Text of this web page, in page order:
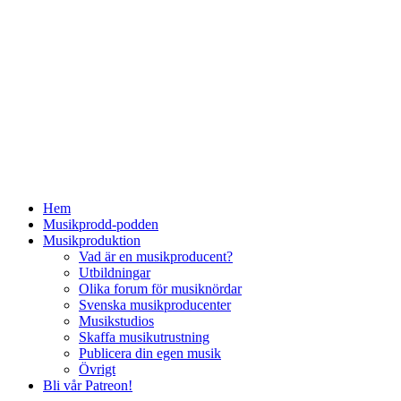
Hem
Musikprodd-podden
Musikproduktion
Vad är en musikproducent?
Utbildningar
Olika forum för musiknördar
Svenska musikproducenter
Musikstudios
Skaffa musikutrustning
Publicera din egen musik
Övrigt
Bli vår Patreon!